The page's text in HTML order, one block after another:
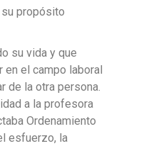
propósito
su vida y que
el campo laboral
de la otra persona.
a la profesora
Ordenamiento
esfuerzo, la